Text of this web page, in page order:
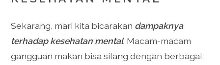
Sekarang, mari kita bicarakan dampaknya
terhadap kesehatan mental. Macam-macam
gangguan makan bisa silang dengan berbagai